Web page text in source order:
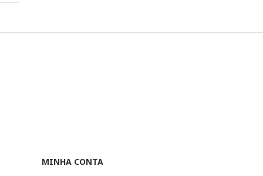
MINHA CONTA